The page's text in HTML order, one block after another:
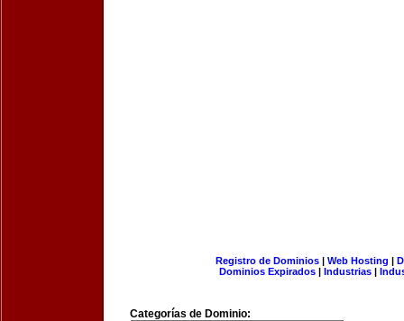
Registro de Dominios| Web Hosting |
Dominios Expirados | Industrias |
Categorías de Dominio: